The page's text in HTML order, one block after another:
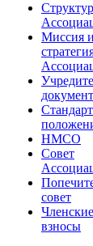
Миссия и
НМСО
Совет
совет
Членские
взносы